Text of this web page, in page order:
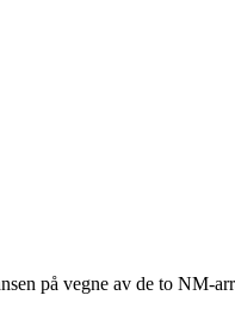
på vegne av de to NM-